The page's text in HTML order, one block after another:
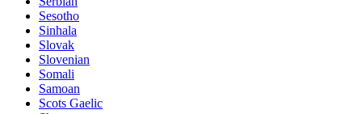
Sesotho
Sinhala
Slovak
Slovenian
Somali
Samoan
Scots Gaelic